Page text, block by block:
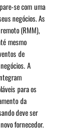
se com uma
negócios. As
(RMM),
mesmo
de
A
para os
da
deve ser
fornecedor.